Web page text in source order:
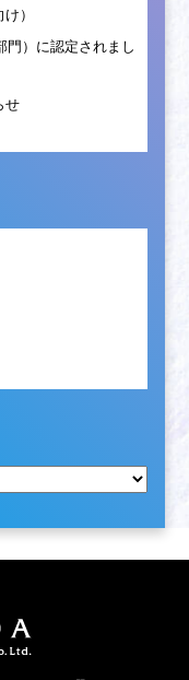
）
門）に認定されまし
せ